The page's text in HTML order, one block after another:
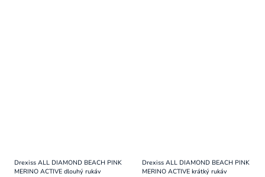
Drexiss ALL DIAMOND BEACH PINK
MERINO ACTIVE dlouhý rukáv
Drexiss ALL DIAMOND BEACH PINK
MERINO ACTIVE krátký rukáv